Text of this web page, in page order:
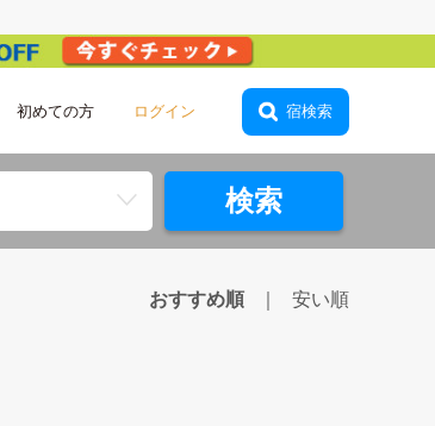
初めての方 ログイン 宿検索
検索
おすすめ順 安い順